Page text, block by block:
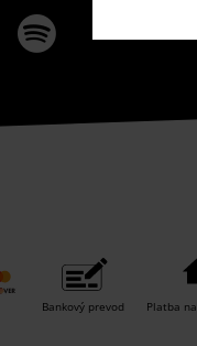
Bankový prevod Platba